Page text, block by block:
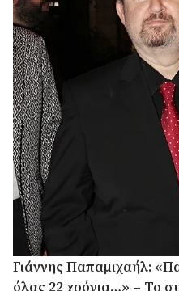
Γιάννης Παπαμιχαήλ:
όλας 22 χρόνια…» – Το